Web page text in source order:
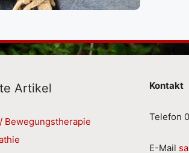
Artikel
Bewegungstherapie
Kontakt
Telefon
E-Mail